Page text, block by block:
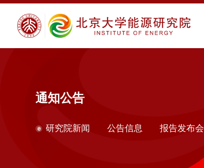
通知公告
研究院新闻 公告信息 报告发布会